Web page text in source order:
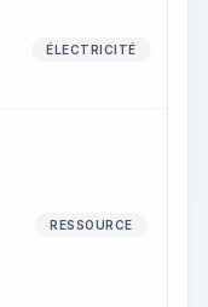
ÉLECTRICITÉ
RESSOURCE